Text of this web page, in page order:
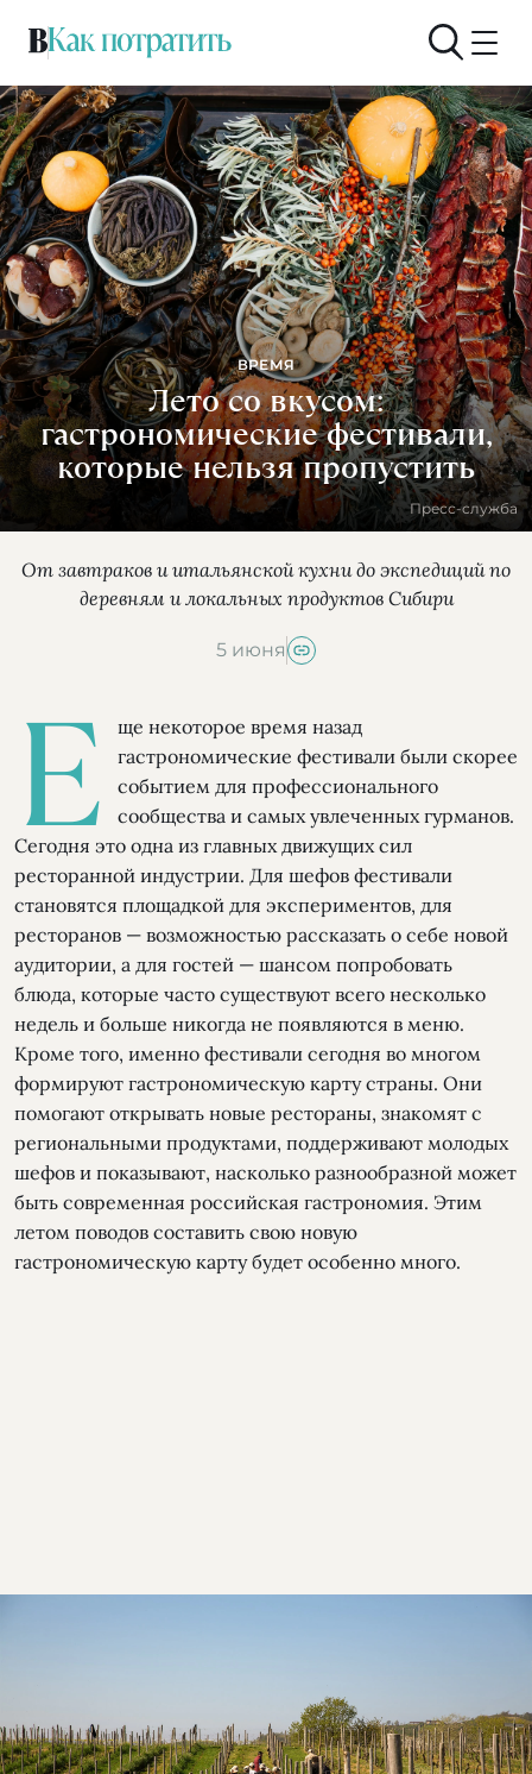
ВРЕМЯ
Лето со вкусом:
гастрономические фестивали,
которые нельзя пропустить
Пресс-служба
От завтраков и итальянской кухни до экспедиций по
деревням и локальных продуктов Сибири
5 июня
Е
ще некоторое время назад
гастрономические фестивали были скорее
событием для профессионального
сообщества и самых увлеченных гурманов.
Сегодня это одна из главных движущих сил
ресторанной индустрии. Для шефов фестивали
становятся площадкой для экспериментов, для
ресторанов — возможностью рассказать о себе новой
аудитории, а для гостей — шансом попробовать
блюда, которые часто существуют всего несколько
недель и больше никогда не появляются в меню.
Кроме того, именно фестивали сегодня во многом
формируют гастрономическую карту страны. Они
помогают открывать новые рестораны, знакомят с
региональными продуктами, поддерживают молодых
шефов и показывают, насколько разнообразной может
быть современная российская гастрономия. Этим
летом поводов составить свою новую
гастрономическую карту будет особенно много.